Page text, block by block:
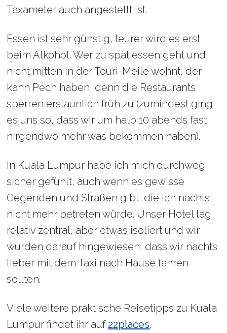
Taxameter auch angestellt ist.
Essen ist sehr günstig, teurer wird es erst
beim Alkohol. Wer zu spät essen geht und
nicht mitten in der Touri-Meile wohnt, der
kann Pech haben, denn die Restaurants
sperren erstaunlich früh zu (zumindest ging
es uns so, dass wir um halb 10 abends fast
nirgendwo mehr was bekommen haben).
In Kuala Lumpur habe ich mich durchweg
sicher gefühlt, auch wenn es gewisse
Gegenden und Straßen gibt, die ich nachts
nicht mehr betreten würde. Unser Hotel lag
relativ zentral, aber etwas isoliert und wir
wurden darauf hingewiesen, dass wir nachts
lieber mit dem Taxi nach Hause fahren
sollten.
Viele weitere praktische Reisetipps zu Kuala
Lumpur findet ihr auf 22places.